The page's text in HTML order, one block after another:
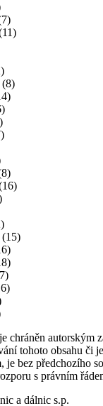
(8)
(15)
chráněn autorským
tohoto obsahu či
je bez předchozího
s právním
a dálnic s.p.